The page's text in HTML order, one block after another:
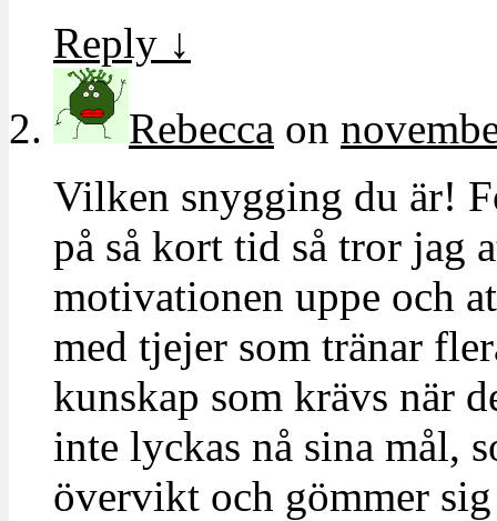
Reply ↓
Rebecca on
Vilken snygging du är!
på så kort tid så tror jag
motivationen uppe och
med tjejer som tränar
kunskap som krävs när
inte lyckas nå sina mål,
övervikt och gömmer